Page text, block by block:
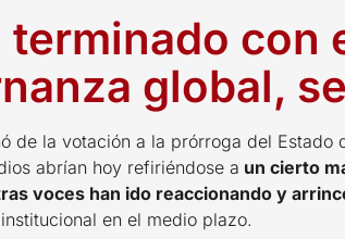
con
global,
de la votación a la prórroga del Estado
abrían hoy refiriéndose a un cierto
voces han ido reaccionando y
en el medio plazo.